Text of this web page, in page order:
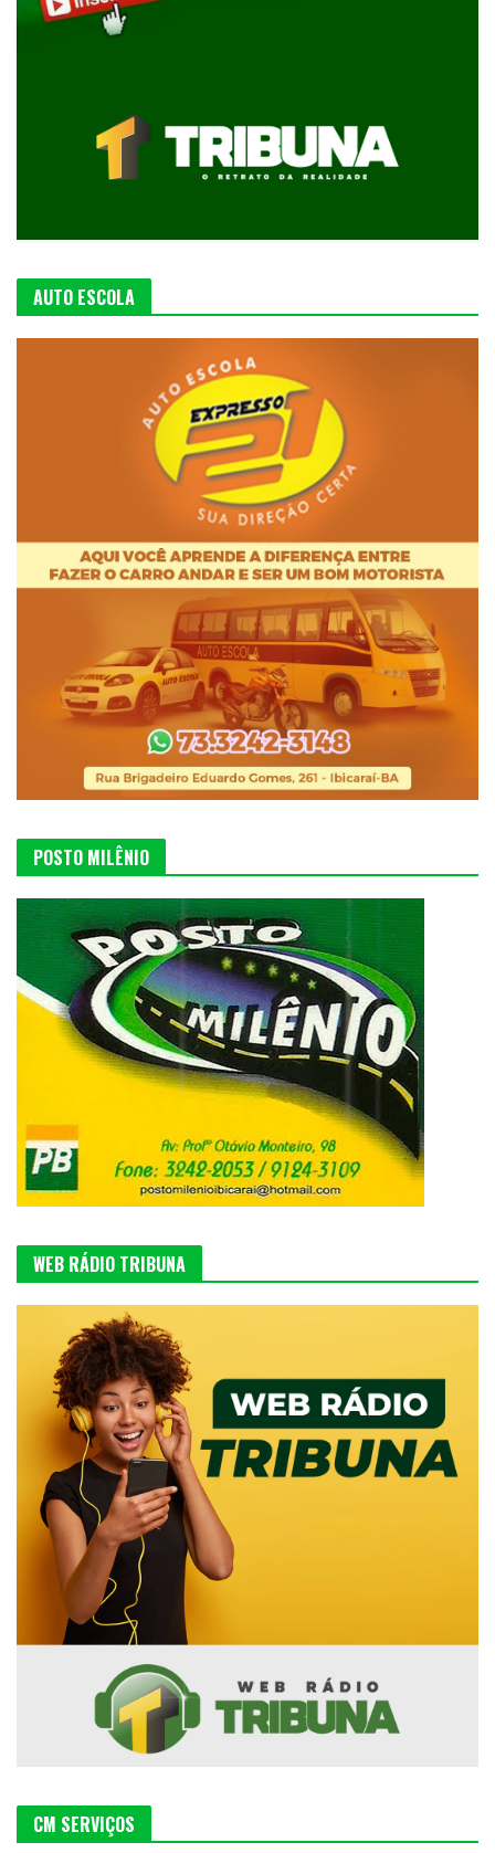
AUTO ESCOLA
POSTO MILÊNIO
WEB RÁDIO TRIBUNA
CM SERVIÇOS